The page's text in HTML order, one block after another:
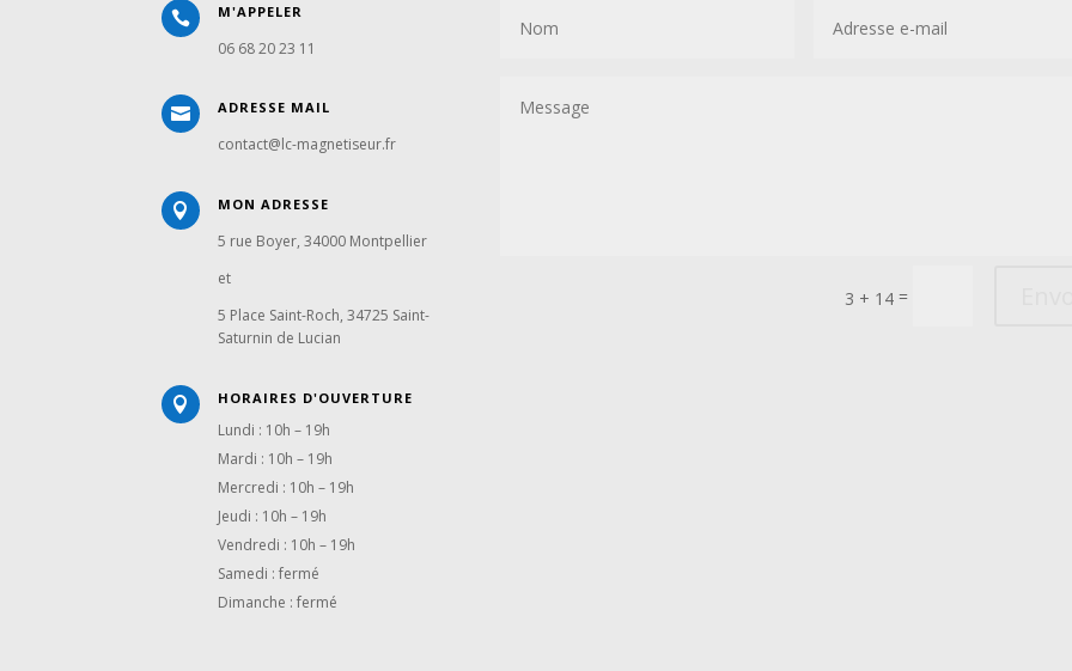
 M'APPELER
06 68 20 23 11
 ADRESSE MAIL
contact@lc-magnetiseur.fr
 MON ADRESSE
5 rue Boyer, 34000 Montpellier
et
5 Place Saint-Roch, 34725 Saint-
Saturnin de Lucian
 HORAIRES D'OUVERTURE
Lundi : 10h – 19h
Mardi : 10h – 19h
Mercredi : 10h – 19h
Jeudi : 10h – 19h
Vendredi : 10h – 19h
Samedi : fermé
Dimanche : fermé
3 + 14=